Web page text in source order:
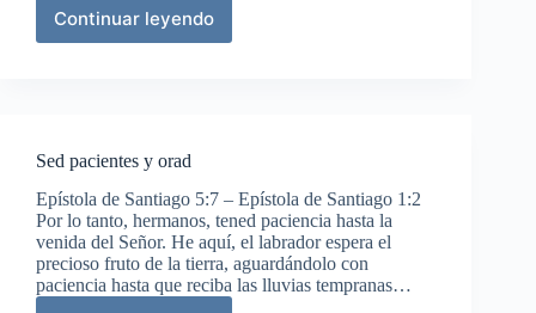
Continuar leyendo
Justicia
del
Sed pacientes y orad
Epístola de Santiago 5:7 – Epístola de Santiago 1:2
Por lo tanto, hermanos, tened paciencia hasta la
venida del Señor. He aquí, el labrador espera el
precioso fruto de la tierra, aguardándolo con
paciencia hasta que reciba las lluvias tempranas…